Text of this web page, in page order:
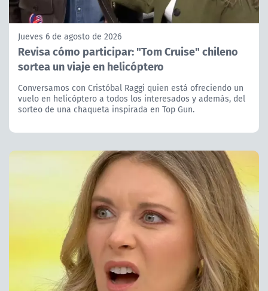
Jueves 6 de agosto de 2026
Revisa cómo participar: "Tom Cruise" chileno
sortea un viaje en helicóptero
Conversamos con Cristóbal Raggi quien está ofreciendo un
vuelo en helicóptero a todos los interesados y además, del
sorteo de una chaqueta inspirada en Top Gun.